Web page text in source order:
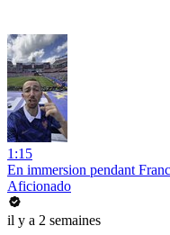
1:15
En immersion pendant
Aficionado
il y a 2 semaines